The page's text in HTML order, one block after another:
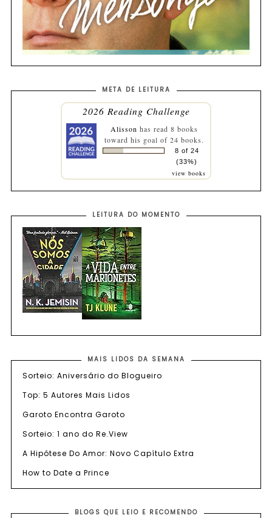
META DE LEITURA
2026 Reading Challenge
Alisson has read 8 books
toward his goal of 24 books.
8 of 24
(33%)
view books
LEITURA DO MOMENTO
MAIS LIDOS DA SEMANA
Sorteio: Aniversário do Blogueiro
Top: 5 Autores Mais Lidos
Garoto Encontra Garoto
Sorteio: 1 ano do Re.View
A Hipótese Do Amor: Novo Capítulo Extra
How to Date a Prince
BLOGS QUE LEIO E RECOMENDO